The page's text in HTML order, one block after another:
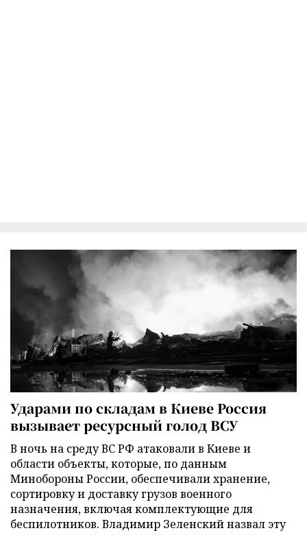
Ударами по складам в Киеве Россия
вызывает ресурсный голод ВСУ
В ночь на среду ВС РФ атаковали в Киеве и
области объекты, которые, по данным
Минобороны России, обеспечивали хранение,
сортировку и доставку грузов военного
назначения, включая комплектующие для
беспилотников. Владимир Зеленский назвал эту